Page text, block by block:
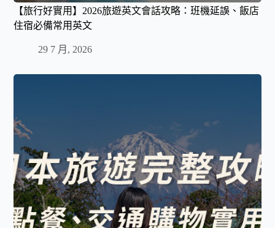
【旅行好實用】2026旅遊英文會話攻略：班機延誤、飯店
住宿必備常用英文
29 7 月, 2026